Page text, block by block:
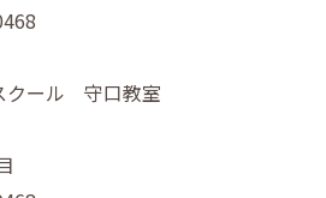
クール 守口教室